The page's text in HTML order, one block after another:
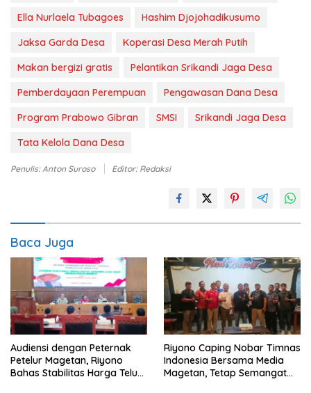
Ella Nurlaela Tubagoes
Hashim Djojohadikusumo
Jaksa Garda Desa
Koperasi Desa Merah Putih
Makan bergizi gratis
Pelantikan Srikandi Jaga Desa
Pemberdayaan Perempuan
Pengawasan Dana Desa
Program Prabowo Gibran
SMSI
Srikandi Jaga Desa
Tata Kelola Dana Desa
Penulis: Anton Suroso Editor: Redaksi
Baca Juga
Audiensi dengan Peternak
Petelur Magetan, Riyono
Bahas Stabilitas Harga Telur
Riyono Caping Nobar Timnas
Indonesia Bersama Media
Magetan, Tetap Semangat